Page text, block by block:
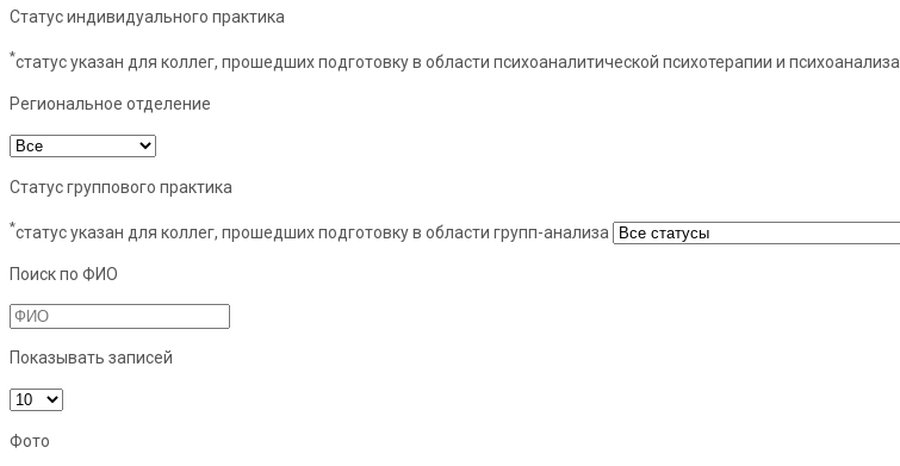
Статус индивидуального практика
*статус указан для коллег, прошедших подготовку в области психоаналитической психотерапии и психоанализа
Региональное отделение
Статус группового практика
*статус указан для коллег, прошедших подготовку в области групп-анализа
Поиск по ФИО
Показывать записей
Фото